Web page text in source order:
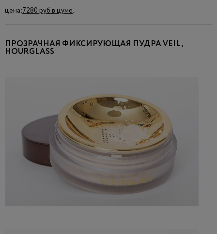
цена:7280 руб.в цуме.
ПРОЗРАЧНАЯ ФИКСИРУЮЩАЯ ПУДРА VEIL,
HOURGLASS